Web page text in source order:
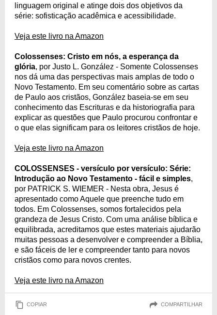
linguagem original e atinge dois dos objetivos da
série: sofisticação acadêmica e acessibilidade.
Veja este livro na Amazon
Colossenses: Cristo em nós, a esperança da
glória, por Justo L. González - Somente Colossenses
nos dá uma das perspectivas mais amplas de todo o
Novo Testamento. Em seu comentário sobre as cartas
de Paulo aos cristãos, González baseia-se em seu
conhecimento das Escrituras e da historiografia para
explicar as questões que Paulo procurou confrontar e
o que elas significam para os leitores cristãos de hoje.
Veja este livro na Amazon
COLOSSENSES - versículo por versículo: Série:
Introdução ao Novo Testamento - fácil e simples,
por PATRICK S. WIEMER - Nesta obra, Jesus é
apresentado como Aquele que preenche tudo em
todos. Em Colossenses, somos fortalecidos pela
grandeza de Jesus Cristo. Com uma análise bíblica e
equilibrada, acreditamos que estes materiais ajudarão
muitas pessoas a desenvolver e compreender a Bíblia,
e são fáceis de ler e compreender tanto para novos
cristãos como para novos crentes.
Veja este livro na Amazon
COPIAR COMPARTILHAR